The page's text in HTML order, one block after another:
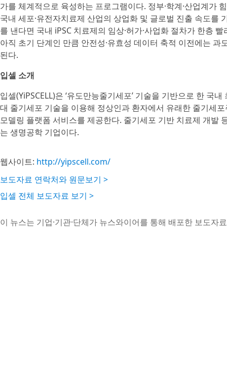
가를 체계적으로 육성하는 프로그램이다. 정부·학계·산업계가
국내 세포·유전자치료제 산업의 상업화 및 글로벌 진출 속도를
를 낸다면 국내 iPSC 치료제의 임상·허가·사업화 절차가 한층
아직 초기 단계인 만큼 안전성·유효성 데이터 축적 이전에는
된다.
입셀 소개
입셀(YiPSCELL)은 ‘유도만능줄기세포’ 기술을 기반으로 한 국
대 줄기세포 기술을 이용해 정상인과 환자에서 유래한 줄기세
모델링 플랫폼 서비스를 제공한다. 줄기세포 기반 치료제 개발
는 생명공학 기업이다.
웹사이트: http://yipscell.com/
보도자료 연락처와 원문보기 >
입셀 전체 보도자료 보기 >
이 뉴스는 기업·기관·단체가 뉴스와이어를 통해 배포한 보도자